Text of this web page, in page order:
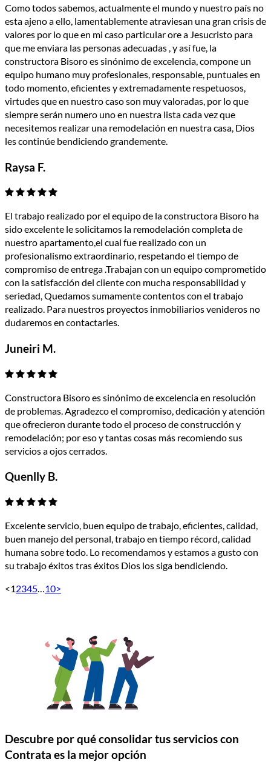
Como todos sabemos, actualmente el mundo y nuestro país no
esta ajeno a ello, lamentablemente atraviesan una gran crisis de
valores por lo que en mi caso particular ore a Jesucristo para
que me enviara las personas adecuadas , y así fue, la
constructora Bisoro es sinónimo de excelencia, compone un
equipo humano muy profesionales, responsable, puntuales en
todo momento, eficientes y extremadamente respetuosos,
virtudes que en nuestro caso son muy valoradas, por lo que
siempre serán numero uno en nuestra lista cada vez que
necesitemos realizar una remodelación en nuestra casa, Dios
les continúe bendiciendo grandemente.
Raysa F.
El trabajo realizado por el equipo de la constructora Bisoro ha
sido excelente le solicitamos la remodelación completa de
nuestro apartamento,el cual fue realizado con un
profesionalismo extraordinario, respetando el tiempo de
compromiso de entrega .Trabajan con un equipo comprometido
con la satisfacción del cliente con mucha responsabilidad y
seriedad, Quedamos sumamente contentos con el trabajo
realizado. Para nuestros proyectos inmobiliarios venideros no
dudaremos en contactarles.
Juneiri M.
Constructora Bisoro es sinónimo de excelencia en resolución
de problemas. Agradezco el compromiso, dedicación y atención
que ofrecieron durante todo el proceso de construcción y
remodelación; por eso y tantas cosas más recomiendo sus
servicios a ojos cerrados.
Quenlly B.
Excelente servicio, buen equipo de trabajo, eficientes, calidad,
buen manejo del personal, trabajo en tiempo récord, calidad
humana sobre todo. Lo recomendamos y estamos a gusto con
su trabajo éxitos tras éxitos Dios los siga bendiciendo.
<12345…10>
Descubre por qué consolidar tus servicios con
Contrata es la mejor opción